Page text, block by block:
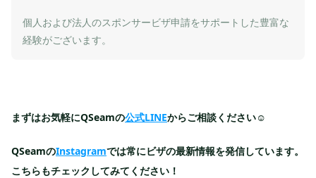
個人および法人のスポンサービザ申請をサポートした豊富な
経験がございます。
まずはお気軽にQSeamの公式LINEからご相談ください☺️
QSeamのInstagramでは常にビザの最新情報を発信しています。
こちらもチェックしてみてください！